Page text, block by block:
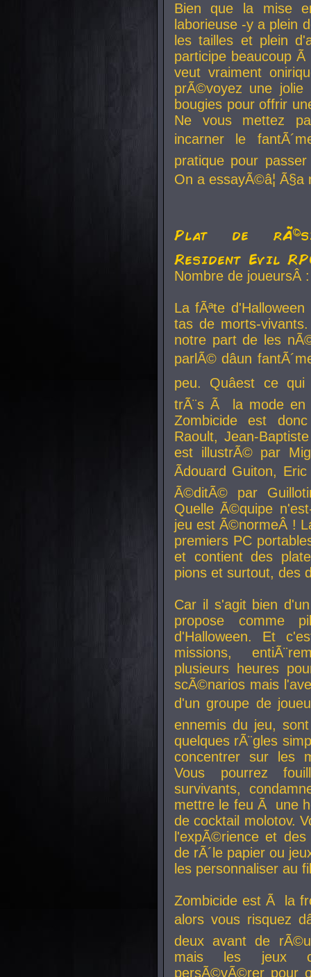
Bien que la mise
laborieuse -y a plein
les tailles et plein
participe beaucoup
veut vraiment
prÃ©voyez une
bougies pour offrir
Ne vous mettez
incarner le
pratique pour
On a essayÃ©â¦
Plat de
Resident Evil
Nombre de
La fÃªte
tas de morts-
notre part de les
parlÃ© dâun
peu. Quâest ce
trÃ¨s Ã la mode en
Zombicide est
Raoult, Jean-
est illustrÃ© par
Ãdouard Guiton,
Ã©ditÃ© par
Quelle Ã©quipe
jeu est Ã©normeÂ !
premiers PC
et contient des
pions et surtout, des
Car il s'agit bien
propose comme
d'Halloween. Et
missions,
plusieurs heures
scÃ©narios mais
d'un groupe de
ennemis du jeu,
quelques rÃ¨gles
concentrer sur les
Vous pourrez
survivants,
mettre le feu Ã une
de cocktail molotov.
l'expÃ©rience et
de rÃ´le papier ou
les personnaliser au
Zombicide est Ã la
alors vous risquez
deux avant de
mais les jeux
persÃ©vÃ©rer pour